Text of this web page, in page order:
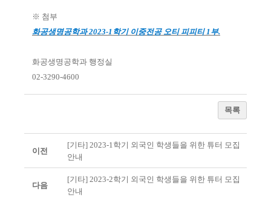
※ 첨부
화공생명공학과2023-1 학기 이중전공 오티 피피티1 부.
화공생명공학과 행정실
02-3290-4600
목록
이전
[기타] 2023-1학기 외국인 학생들을 위한 튜터 모집
안내
다음
[기타] 2023-2학기 외국인 학생들을 위한 튜터 모집
안내